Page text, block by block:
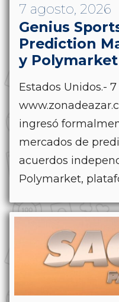
7 agosto, 2026
Genius
Prediction
y Polymarket
Estados Unidos.-
ingresó
mercados de
acuerdos
Polymarket,